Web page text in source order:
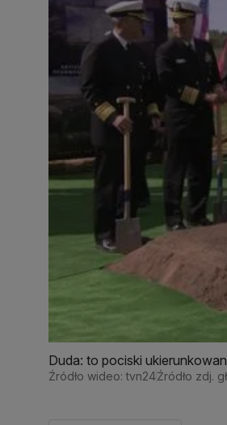
Duda: to pociski
Źródło wideo: tvn24Źródło zdj.